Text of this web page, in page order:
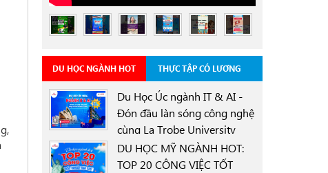
DU HỌC NGÀNH HOT THỰC TẬP CÓ LƯƠNG
Du Học Úc ngành IT & AI -
Đón đầu làn sóng công nghệ
cùng La Trobe University
Sydney Campus với học
bổng 30%
0000-00-00
DU HỌC MỸ NGÀNH HOT:
TOP 20 CÔNG VIỆC TỐT